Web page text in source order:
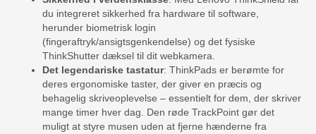
du integreret sikkerhed fra hardware til software,
herunder biometrisk login
(fingeraftryk/ansigtsgenkendelse) og det fysiske
ThinkShutter dæksel til dit webkamera.
Det legendariske tastatur: ThinkPads er berømte for
deres ergonomiske taster, der giver en præcis og
behagelig skriveoplevelse – essentielt for dem, der skriver
mange timer hver dag. Den røde TrackPoint gør det
muligt at styre musen uden at fjerne hænderne fra